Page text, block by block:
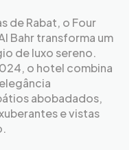
de Rabat, o Four
Bahr transforma um
de luxo sereno.
o hotel combina
abobadados,
e vistas